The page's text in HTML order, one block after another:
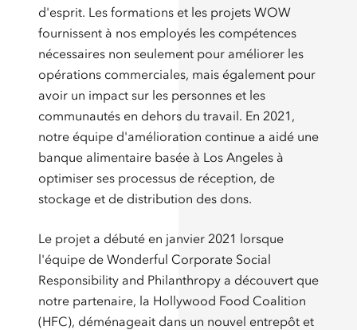
d'esprit. Les formations et les projets WOW
fournissent à nos employés les compétences
nécessaires non seulement pour améliorer les
opérations commerciales, mais également pour
avoir un impact sur les personnes et les
communautés en dehors du travail. En 2021,
notre équipe d'amélioration continue a aidé une
banque alimentaire basée à Los Angeles à
optimiser ses processus de réception, de
stockage et de distribution des dons.
Le projet a débuté en janvier 2021 lorsque
l'équipe de Wonderful Corporate Social
Responsibility and Philanthropy a découvert que
notre partenaire, la Hollywood Food Coalition
(HFC), déménageait dans un nouvel entrepôt et